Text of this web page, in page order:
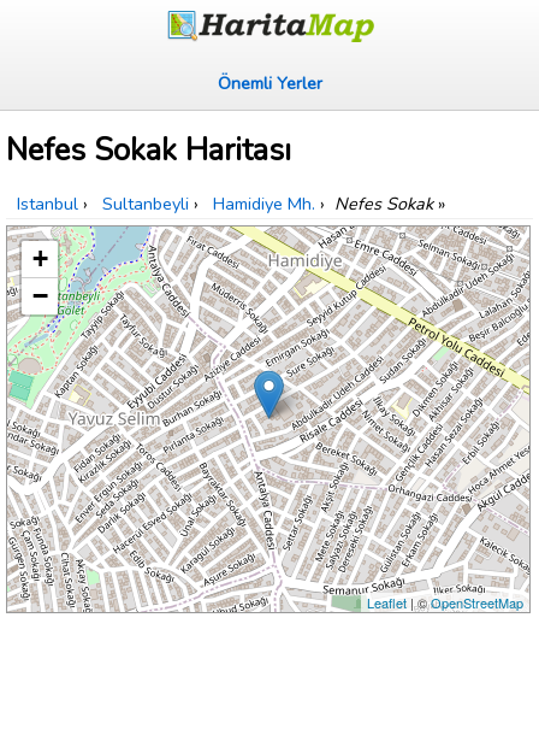
Önemli Yerler
Nefes Sokak Haritası
Istanbul › Sultanbeyli › Hamidiye Mh. › Nefes Sokak»
+
−
Leaflet| ©OpenStreetMap